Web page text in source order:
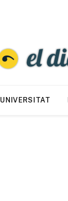
UNIVERSITAT